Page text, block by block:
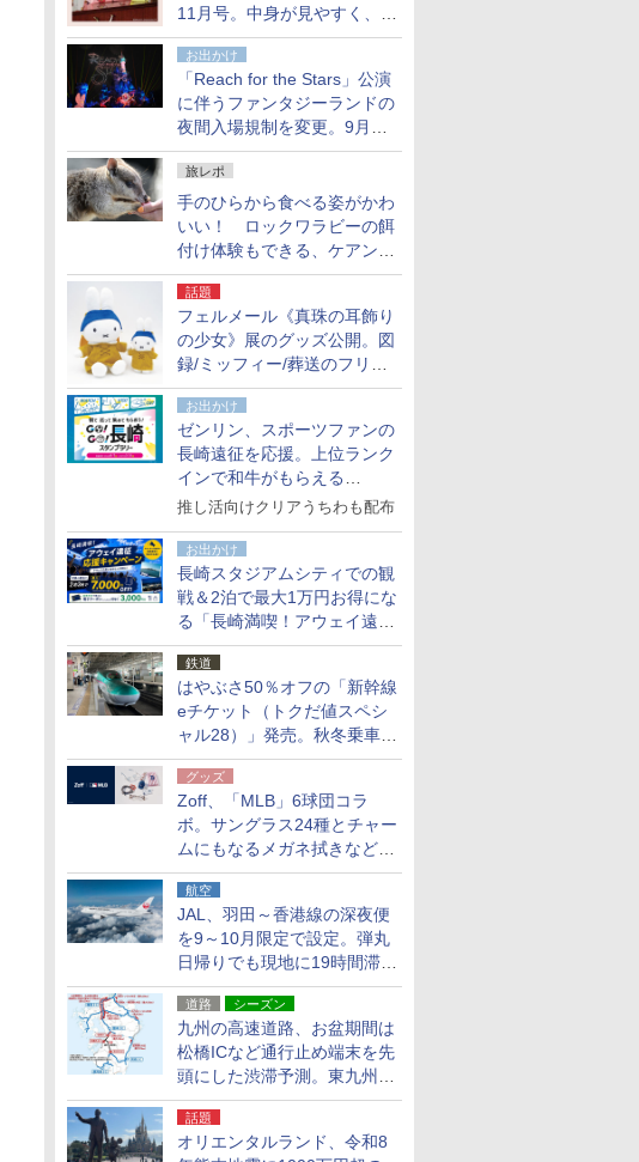
11月号。中身が見やすく、温
泉スパにも使える
お出かけ
「Reach for the Stars」公演
に伴うファンタジーランドの
夜間入場規制を変更。9月か
ら18時50分～20時ごろに
旅レポ
手のひらから食べる姿がかわ
いい！ ロックワラビーの餌
付け体験もできる、ケアンズ
でアサートン高原の日本語ガ
イド付きツアーに参加してみ
た
話題
フェルメール《真珠の耳飾り
の少女》展のグッズ公開。図
録/ミッフィー/葬送のフリー
レンほか、注目ブランドコラ
ボが実現
お出かけ
ゼンリン、スポーツファンの
長崎遠征を応援。上位ランク
インで和牛がもらえる
「GO！GO！長崎スタンプラ
推し活向けクリアうちわも配布
お出かけ
長崎スタジアムシティでの観
戦＆2泊で最大1万円お得にな
る「長崎満喫！アウェイ遠征
応援キャンペーン」
鉄道
はやぶさ50％オフの「新幹線
eチケット（トクだ値スペシ
ャル28）」発売。秋冬乗車
分、えきねっと限定
グッズ
Zoff、「MLB」6球団コラ
ボ。サングラス24種とチャー
ムにもなるメガネ拭きなど雑
貨24種
航空
JAL、羽田～香港線の深夜便
を9～10月限定で設定。弾丸
日帰りでも現地に19時間滞在
できる
道路 シーズン
九州の高速道路、お盆期間は
松橋ICなど通行止め端末を先
頭にした渋滞予測。東九州道
への迂回は料金調整を実施
話題
オリエンタルランド、令和8